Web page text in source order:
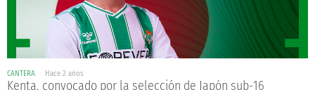
CANTERA Hace 2 años
Kenta, convocado por la selección de Japón sub-16